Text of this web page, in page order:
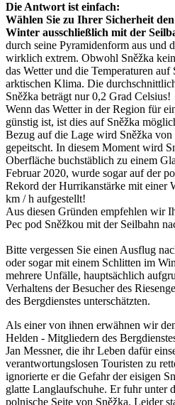
Die Antwort ist einfach:
Wählen Sie zu Ihrer Sicherheit
Winter ausschließlich mit der
durch seine Pyramidenform aus und
wirklich extrem. Obwohl Sněžka
das Wetter und die Temperaturen auf
arktischen Klima. Die
Sněžka beträgt nur 0,2 Grad Celsius!
Wenn das Wetter in der Region für
günstig ist, ist dies auf Sněžka
Bezug auf die Lage wird Sněžka
gepeitscht. In diesem Moment wird
Oberfläche buchstäblich zu einem
Februar 2020, wurde sogar auf der
Rekord der Hurrikanstärke mit einer
km / h aufgestellt!
Aus diesen Gründen empfehlen wir
Pec pod Sněžkou mit der Seilbahn
Bitte vergessen Sie einen Ausflug
oder sogar mit einem Schlitten im
mehrere Unfälle, hauptsächlich
Verhaltens der Besucher des
des Bergdienstes unterschätzten.
Als einer von ihnen erwähnen wir
Helden - Mitgliedern des
Jan Messner, die ihr Leben dafür
verantwortungslosen Touristen zu
ignorierte er die Gefahr der eisigen
glatte Langlaufschuhe. Er fuhr unter
polnische Seite von Sněžka. Leider